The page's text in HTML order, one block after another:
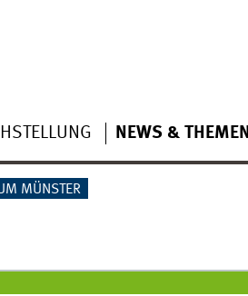
NEWS & THEMEN
MÜNSTER